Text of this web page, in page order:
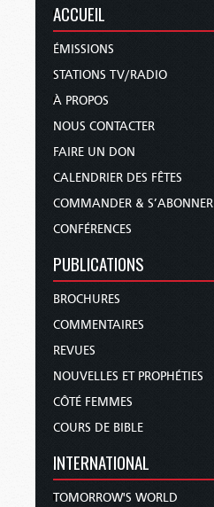
ACCUEIL
ÉMISSIONS
STATIONS TV/RADIO
À PROPOS
NOUS CONTACTER
FAIRE UN DON
CALENDRIER DES FÊTES
COMMANDER & S’ABONNER
CONFÉRENCES
PUBLICATIONS
BROCHURES
COMMENTAIRES
REVUES
NOUVELLES ET PROPHÉTIES
CÔTÉ FEMMES
COURS DE BIBLE
INTERNATIONAL
TOMORROW'S WORLD